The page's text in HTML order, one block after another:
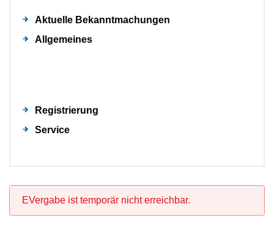
Aktuelle Bekanntmachungen
Allgemeines
Registrierung
Service
EVergabe ist temporär nicht erreichbar.